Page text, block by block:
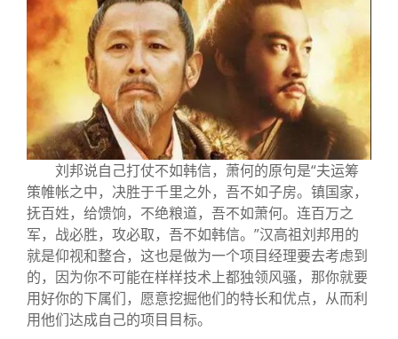
刘邦说自己打仗不如韩信，萧何的原句是“夫运筹
策帷帐之中，决胜于千里之外，吾不如子房。镇国家，
抚百姓，给馈饷，不绝粮道，吾不如萧何。连百万之
军，战必胜，攻必取，吾不如韩信。”汉高祖刘邦用的
就是仰视和整合，这也是做为一个项目经理要去考虑到
的，因为你不可能在样样技术上都独领风骚，那你就要
用好你的下属们，愿意挖掘他们的特长和优点，从而利
用他们达成自己的项目目标。